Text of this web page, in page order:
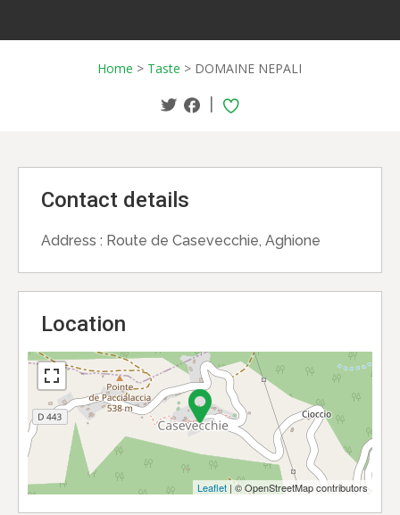
Home > Taste > DOMAINE NEPALI
|
Contact details
Address : Route de Casevecchie, Aghione
Location
Leaflet | © OpenStreetMap contributors